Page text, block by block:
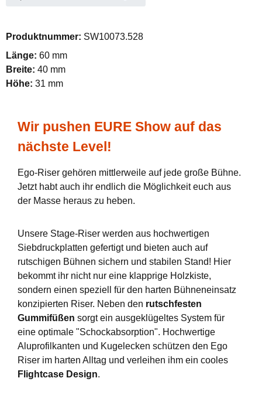
Produktnummer: SW10073.528
Länge: 60 mm
Breite: 40 mm
Höhe: 31 mm
Wir pushen EURE Show auf das
nächste Level!
Ego-Riser gehören mittlerweile auf jede große Bühne.
Jetzt habt auch ihr endlich die Möglichkeit euch aus
der Masse heraus zu heben.
Unsere Stage-Riser werden aus hochwertigen
Siebdruckplatten gefertigt und bieten auch auf
rutschigen Bühnen sichern und stabilen Stand! Hier
bekommt ihr nicht nur eine klapprige Holzkiste,
sondern einen speziell für den harten Bühneneinsatz
konzipierten Riser. Neben den rutschfesten
Gummifüßen sorgt ein ausgeklügeltes System für
eine optimale "Schockabsorption". Hochwertige
Aluprofilkanten und Kugelecken schützen den Ego
Riser im harten Alltag und verleihen ihm ein cooles
Flightcase Design.